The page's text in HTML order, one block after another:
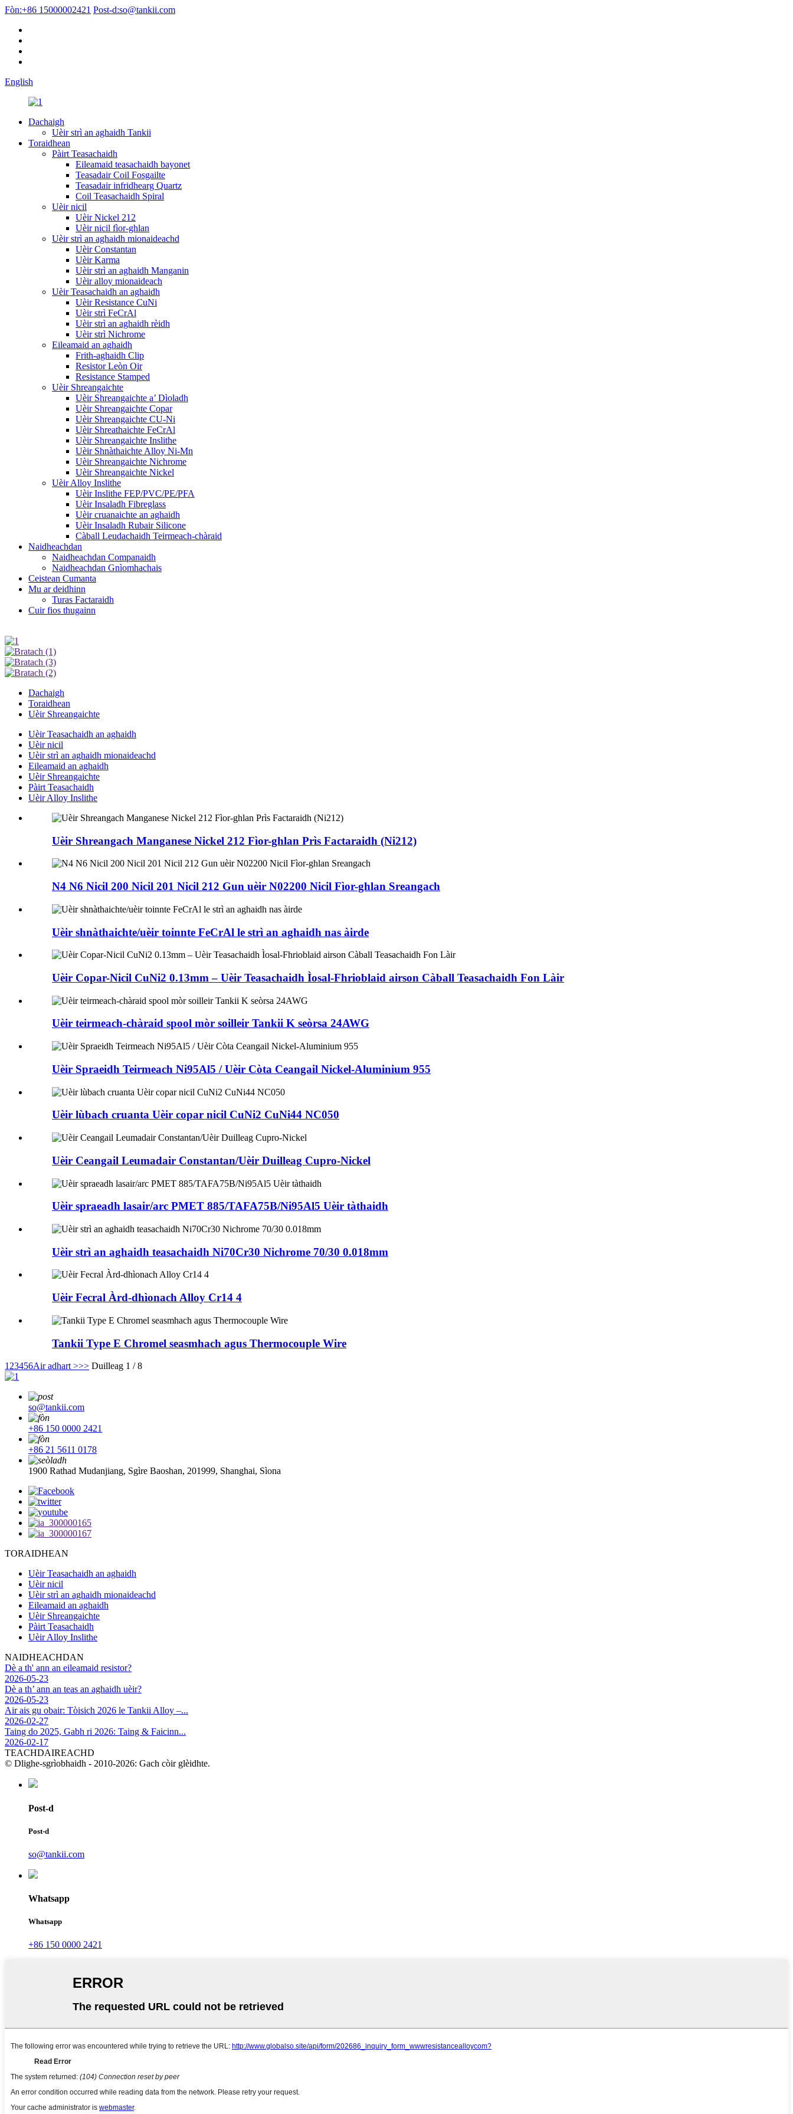
Fòn:+86 15000002421 Post-d:so@tankii.com
English
Dachaigh
Uèir strì an aghaidh Tankii
Toraidhean
Pàirt Teasachaidh
Eileamaid teasachaidh bayonet
Teasadair Coil Fosgailte
Teasadair infridhearg Quartz
Coil Teasachaidh Spiral
Uèir nicil
Uèir Nickel 212
Uèir nicil fìor-ghlan
Uèir strì an aghaidh mionaideachd
Uèir Constantan
Uèir Karma
Uèir strì an aghaidh Manganin
Uèir alloy mionaideach
Uèir Teasachaidh an aghaidh
Uèir Resistance CuNi
Uèir strì FeCrAl
Uèir strì an aghaidh rèidh
Uèir strì Nichrome
Eileamaid an aghaidh
Frith-aghaidh Clip
Resistor Leòn Oir
Resistance Stamped
Uèir Shreangaichte
Uèir Shreangaichte a’ Dìoladh
Uèir Shreangaichte Copar
Uèir Shreangaichte CU-Ni
Uèir Shreathaichte FeCrAl
Uèir Shreangaichte Inslithe
Uèir Shnàthaichte Alloy Ni-Mn
Uèir Shreangaichte Nichrome
Uèir Shreangaichte Nickel
Uèir Alloy Inslithe
Uèir Inslithe FEP/PVC/PE/PFA
Uèir Insaladh Fibreglass
Uèir cruanaichte an aghaidh
Uèir Insaladh Rubair Silicone
Càball Leudachaidh Teirmeach-chàraid
Naidheachdan
Naidheachdan Companaidh
Naidheachdan Gnìomhachais
Ceistean Cumanta
Mu ar deidhinn
Turas Factaraidh
Cuir fios thugainn
Dachaigh
Toraidhean
Uèir Shreangaichte
Uèir Teasachaidh an aghaidh
Uèir nicil
Uèir strì an aghaidh mionaideachd
Eileamaid an aghaidh
Uèir Shreangaichte
Pàirt Teasachaidh
Uèir Alloy Inslithe
Uèir Shreangach Manganese Nickel 212 Fìor-ghlan Prìs Factaraidh (Ni212)
N4 N6 Nicil 200 Nicil 201 Nicil 212 Gun uèir N02200 Nicil Fìor-ghlan Sreangach
Uèir shnàthaichte/uèir toinnte FeCrAl le strì an aghaidh nas àirde
Uèir Copar-Nicil CuNi2 0.13mm – Uèir Teasachaidh Ìosal-Fhrioblaid airson Càball Teasachaidh Fon Làir
Uèir teirmeach-chàraid spool mòr soilleir Tankii K seòrsa 24AWG
Uèir Spraeidh Teirmeach Ni95Al5 / Uèir Còta Ceangail Nickel-Aluminium 955
Uèir lùbach cruanta Uèir copar nicil CuNi2 CuNi44 NC050
Uèir Ceangail Leumadair Constantan/Uèir Duilleag Cupro-Nickel
Uèir spraeadh lasair/arc PMET 885/TAFA75B/Ni95Al5 Uèir tàthaidh
Uèir strì an aghaidh teasachaidh Ni70Cr30 Nichrome 70/30 0.018mm
Uèir Fecral Àrd-dhìonach Alloy Cr14 4
Tankii Type E Chromel seasmhach agus Thermocouple Wire
1 23456Air adhart >>> Duilleag 1 / 8
so@tankii.com
+86 150 0000 2421
+86 21 5611 0178
1900 Rathad Mudanjiang, Sgìre Baoshan, 201999, Shanghai, Sìona
TORAIDHEAN
Uèir Teasachaidh an aghaidh
Uèir nicil
Uèir strì an aghaidh mionaideachd
Eileamaid an aghaidh
Uèir Shreangaichte
Pàirt Teasachaidh
Uèir Alloy Inslithe
NAIDHEACHDAN
Dè a th' ann an eileamaid resistor?
2026-05-23
Dè a th’ ann an teas an aghaidh uèir?
2026-05-23
Air ais gu obair: Tòisich 2026 le Tankii Alloy –...
2026-02-27
Taing do 2025, Gabh ri 2026: Taing & Faicinn...
2026-02-17
TEACHDAIREACHD
© Dlighe-sgrìobhaidh - 2010-2026: Gach còir glèidhte.
Post-d
Post-d
so@tankii.com
Whatsapp
Whatsapp
+86 150 0000 2421